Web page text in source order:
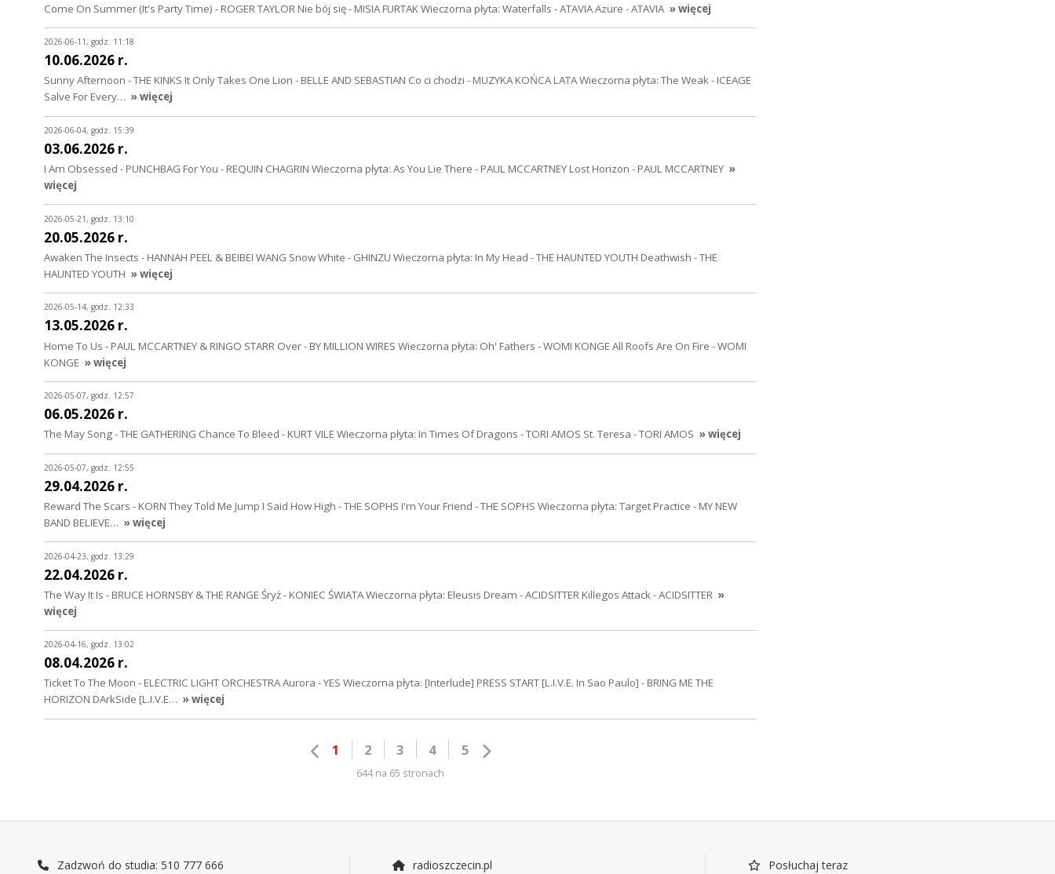
Come On Summer (It's Party Time) - ROGER TAYLOR Nie bój się - MISIA FURTAK Wieczorna płyta: Waterfalls - ATAVIA Azure - ATAVIA » więcej
2026-06-11, godz. 11:18
10.06.2026 r.
Sunny Afternoon - THE KINKS It Only Takes One Lion - BELLE AND SEBASTIAN Co ci chodzi - MUZYKA KOŃCA LATA Wieczorna płyta: The Weak - ICEAGE
Salve For Every… » więcej
2026-06-04, godz. 15:39
03.06.2026 r.
I Am Obsessed - PUNCHBAG For You - REQUIN CHAGRIN Wieczorna płyta: As You Lie There - PAUL MCCARTNEY Lost Horizon - PAUL MCCARTNEY »
więcej
2026-05-21, godz. 13:10
20.05.2026 r.
Awaken The Insects - HANNAH PEEL & BEIBEI WANG Snow White - GHINZU Wieczorna płyta: In My Head - THE HAUNTED YOUTH Deathwish - THE
HAUNTED YOUTH » więcej
2026-05-14, godz. 12:33
13.05.2026 r.
Home To Us - PAUL MCCARTNEY & RINGO STARR Over - BY MILLION WIRES Wieczorna płyta: Oh' Fathers - WOMI KONGE All Roofs Are On Fire - WOMI
KONGE » więcej
2026-05-07, godz. 12:57
06.05.2026 r.
The May Song - THE GATHERING Chance To Bleed - KURT VILE Wieczorna płyta: In Times Of Dragons - TORI AMOS St. Teresa - TORI AMOS » więcej
2026-05-07, godz. 12:55
29.04.2026 r.
Reward The Scars - KORN They Told Me Jump I Said How High - THE SOPHS I'm Your Friend - THE SOPHS Wieczorna płyta: Target Practice - MY NEW
BAND BELIEVE… » więcej
2026-04-23, godz. 13:29
22.04.2026 r.
The Way It Is - BRUCE HORNSBY & THE RANGE Śryż - KONIEC ŚWIATA Wieczorna płyta: Eleusis Dream - ACIDSITTER Killegos Attack - ACIDSITTER »
więcej
2026-04-16, godz. 13:02
08.04.2026 r.
Ticket To The Moon - ELECTRIC LIGHT ORCHESTRA Aurora - YES Wieczorna płyta: [Interlude] PRESS START [L.I.V.E. In Sao Paulo] - BRING ME THE
HORIZON DArkSide [L.I.V.E… » więcej
1 2 3 4 5
644 na 65 stronach
Zadzwoń do studia: 510 777 666 radioszczecin.pl Posłuchaj teraz